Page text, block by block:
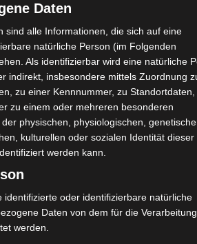
RAD (110MM) VSM
0
von
5
79,00
IN
Daten
sind alle Informationen, die sich auf eine
natürliche Person (im Folgenden
Als identifizierbar wird eine natürliche
indirekt, insbesondere mittels Zuordnung
zu einer Kennnummer, zu Standortdaten,
zu einem oder mehreren besonderen
physischen, physiologischen,
kulturellen oder sozialen Identität dieser
werden kann.
identifizierte oder identifizierbare natürliche
Daten von dem für die Verarbeitung
werden.